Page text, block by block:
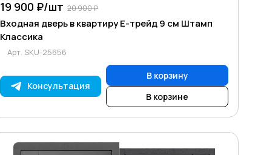
19 900 ₽/шт 20 900 ₽
Входная дверь в квартиру Е-трейд 9 см Штамп
Классика
Арт. SKU-25656
Консультация
В корзину
В корзине